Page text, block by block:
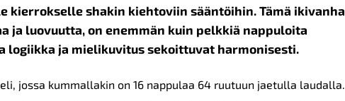
kierrokselle shakin kiehtoviin sääntöihin. Tämä ikivanha
ja luovuutta, on enemmän kuin pelkkiä nappuloita
logiikka ja mielikuvitus sekoittuvat harmonisesti.
jossa kummallakin on 16 nappulaa 64 ruutuun jaetulla laudalla.